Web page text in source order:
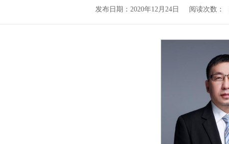
发布日期：2020年12月24日 阅读次数：